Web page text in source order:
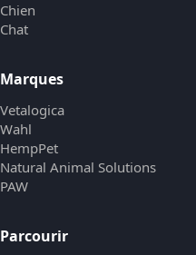
Chien
Chat
Marques
Vetalogica
Wahl
HempPet
Natural Animal Solutions
PAW
Parcourir